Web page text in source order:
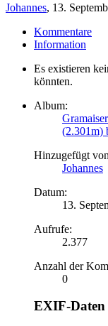
Johannes, 13.
Kommentare
Information
Es existieren
könnten.
Album:
(2.301m)
Hinzugefügt
Johannes
Datum:
13.
Aufrufe:
2.377
Anzahl der
0
EXIF-Daten